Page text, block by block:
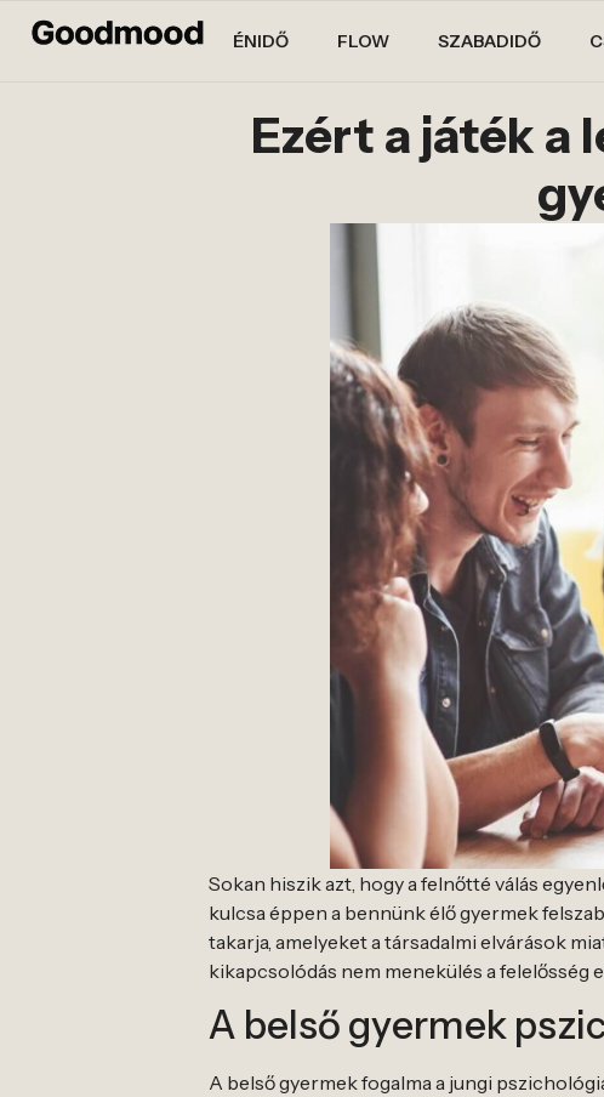
ÉNIDŐ FLOW SZABADIDŐ
Ezért a játék a
Sokan hiszik azt, hogy a felnőtté válás
kulcsa éppen a bennünk élő gyermek
takarja, amelyeket a társadalmi elvárások
kikapcsolódás nem menekülés a felelősség
A belső gyermek
A belső gyermek fogalma a jungi